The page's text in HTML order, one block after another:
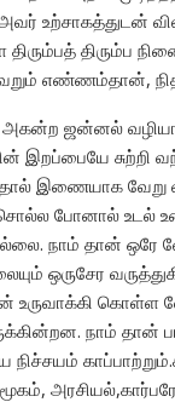
உற்சாகத்துடன்
திரும்ப
எண்ணம்தான்,
அகன்ற ஜன்னல்
சுற்றி
இணையாக வேறு
போனால் உடல்
நாம் தான் ஒரே
ஒருசேர
கொள்ள
நாம் தான்